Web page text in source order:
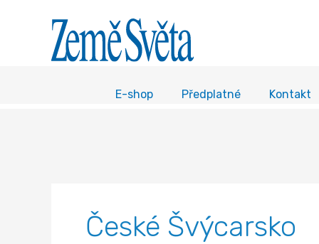
E-shop Předplatné Kontakt
České Švýcarsko